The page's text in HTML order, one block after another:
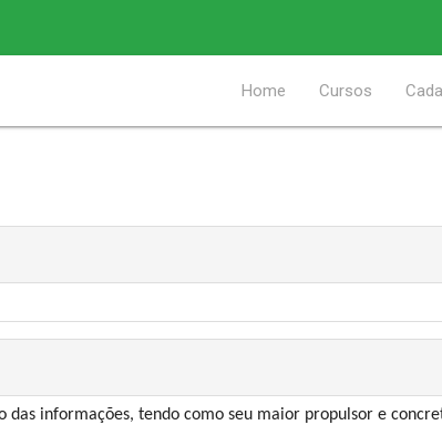
Home Cursos
informações, tendo como seu maior propulsor e